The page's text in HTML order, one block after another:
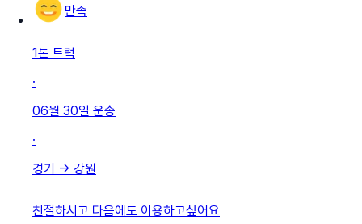
만족
1톤 트럭
·
06월 30일 운송
·
경기 → 강원
친절하시고 다음에도 이용하고싶어요